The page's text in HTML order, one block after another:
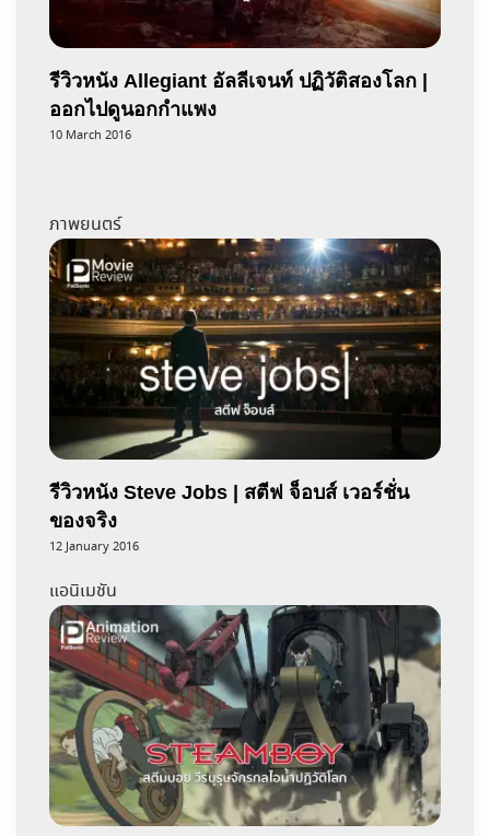
รีวิวหนัง Allegiant อัลลีเจนท์ ปฏิวัติสองโลก |
ออกไปดูนอกกำแพง
10 March 2016
ภาพยนตร์
รีวิวหนัง Steve Jobs | สตีฟ จ็อบส์ เวอร์ชั่น
ของจริง
12 January 2016
แอนิเมชัน